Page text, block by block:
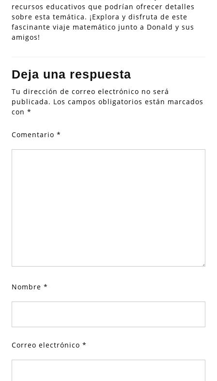
recursos educativos que podrían ofrecer detalles
sobre esta temática. ¡Explora y disfruta de este
fascinante viaje matemático junto a Donald y sus
amigos!
Deja una respuesta
Tu dirección de correo electrónico no será
publicada. Los campos obligatorios están marcados
con *
Comentario *
Nombre *
Correo electrónico *